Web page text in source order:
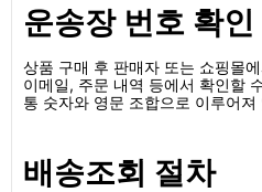
운송장 번호 확인
상품 구매 후 판매자 또는 쇼핑몰
이메일, 주문 내역 등에서 확인할
통 숫자와 영문 조합으로 이루어져
배송조회 절차